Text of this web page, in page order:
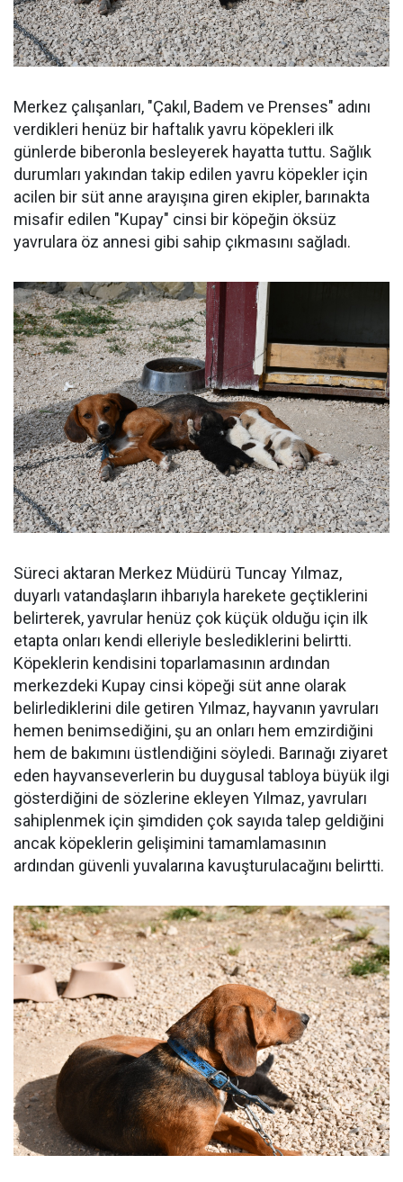
Merkez çalışanları, "Çakıl, Badem ve Prenses" adını
verdikleri henüz bir haftalık yavru köpekleri ilk
günlerde biberonla besleyerek hayatta tuttu. Sağlık
durumları yakından takip edilen yavru köpekler için
acilen bir süt anne arayışına giren ekipler, barınakta
misafir edilen "Kupay" cinsi bir köpeğin öksüz
yavrulara öz annesi gibi sahip çıkmasını sağladı.
Süreci aktaran Merkez Müdürü Tuncay Yılmaz,
duyarlı vatandaşların ihbarıyla harekete geçtiklerini
belirterek, yavrular henüz çok küçük olduğu için ilk
etapta onları kendi elleriyle beslediklerini belirtti.
Köpeklerin kendisini toparlamasının ardından
merkezdeki Kupay cinsi köpeği süt anne olarak
belirlediklerini dile getiren Yılmaz, hayvanın yavruları
hemen benimsediğini, şu an onları hem emzirdiğini
hem de bakımını üstlendiğini söyledi. Barınağı ziyaret
eden hayvanseverlerin bu duygusal tabloya büyük ilgi
gösterdiğini de sözlerine ekleyen Yılmaz, yavruları
sahiplenmek için şimdiden çok sayıda talep geldiğini
ancak köpeklerin gelişimini tamamlamasının
ardından güvenli yuvalarına kavuşturulacağını belirtti.